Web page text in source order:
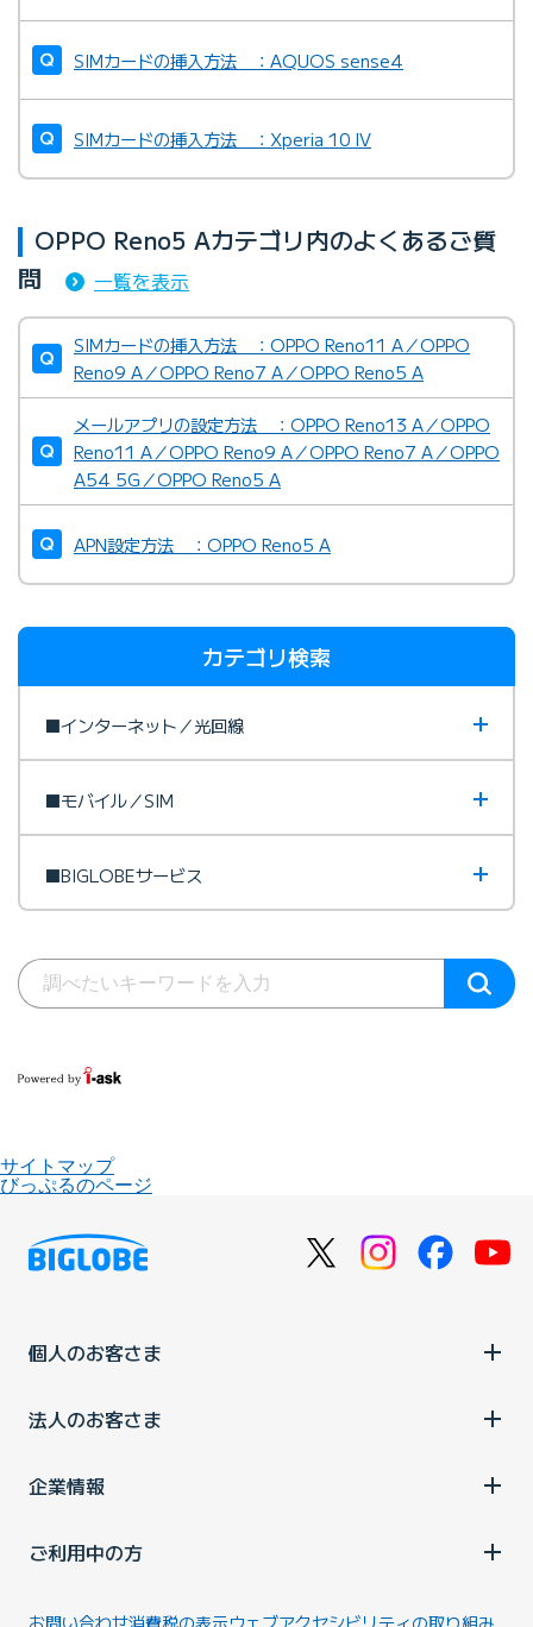
SIMカードの挿入方法 ：AQUOS sense4
SIMカードの挿入方法 ：Xperia 10 IV
OPPO Reno5 Aカテゴリ内のよくあるご質
問
一覧を表示
SIMカードの挿入方法 ：OPPO Reno11 A／OPPO
Reno9 A／OPPO Reno7 A／OPPO Reno5 A
メールアプリの設定方法 ：OPPO Reno13 A／OPPO
Reno11 A／OPPO Reno9 A／OPPO Reno7 A／OPPO
A54 5G／OPPO Reno5 A
APN設定方法 ：OPPO Reno5 A
カテゴリ検索
■インターネット／光回線
■モバイル／SIM
■BIGLOBEサービス
サイトマップ
びっぷるのページ
個人のお客さま
法人のお客さま
企業情報
ご利用中の方